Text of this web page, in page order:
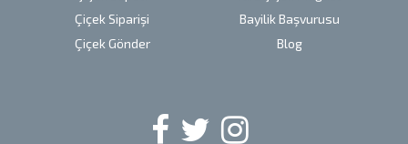
Çiçek Siparişi
Çiçek Gönder
Bayilik Başvurusu
Blog